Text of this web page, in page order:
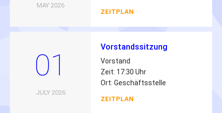
MAY 2026
ZEITPLAN
01
JULY 2026
Vorstandssitzung
Vorstand
Zeit: 17:30 Uhr
Ort: Geschäftsstelle
ZEITPLAN